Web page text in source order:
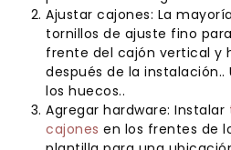
Ajustar cajones: La
tornillos de ajuste fino
frente del cajón vertical y
después de la
los huecos..
Agregar hardware: Instalar
cajones en los frentes de